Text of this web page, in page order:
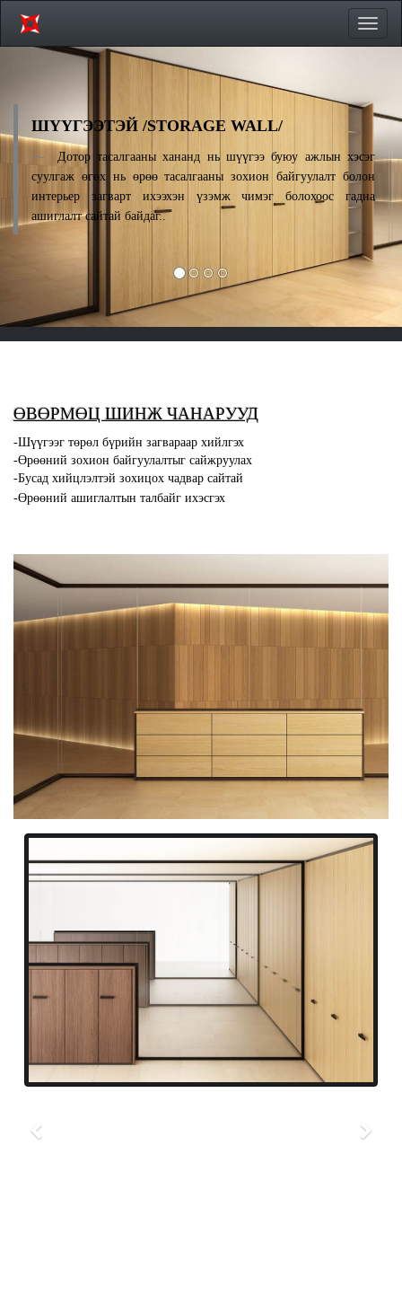
ШҮҮГЭЭТЭЙ /STORAGE WALL/
Дотор тасалгааны хананд нь шүүгээ буюу ажлын хэсэг
суулгаж өгөх нь өрөө тасалгааны зохион байгуулалт болон
интерьер загварт ихээхэн үзэмж чимэг болохоос гадна
ашиглалт сайтай байдаг..
ӨВӨРМӨЦ ШИНЖ ЧАНАРУУД
-Шүүгээг төрөл бүрийн загвараар хийлгэх
-Өрөөний зохион байгуулалтыг сайжруулах
-Бусад хийцлэлтэй зохицох чадвар сайтай
-Өрөөний ашиглалтын талбайг ихэсгэх